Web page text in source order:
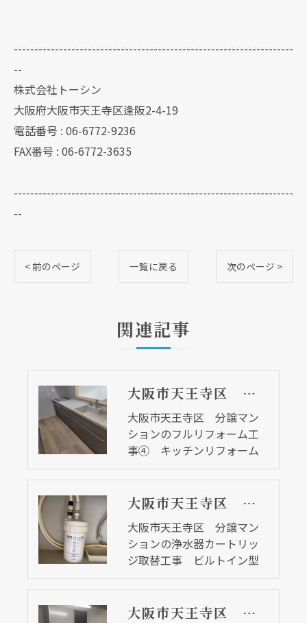
--------------------------------------------------------------------
--
株式会社トーシン
大阪府大阪市天王寺区逢阪2-4-19
電話番号 : 06-6772-9236
FAX番号 : 06-6772-3635
--------------------------------------------------------------------
--
< 前のページ 一覧に戻る 次のページ >
関連記事
大阪市天王寺区 分譲マンションのフルリフォーム工事④ キッチンリフォーム
大阪市天王寺区 分譲マン
ションのフルリフォーム工
事④ キッチンリフォーム
大阪市天王寺区 分譲マンションの浄水器カートリッジ取替工事 ビルトイン型
大阪市天王寺区 分譲マン
ションの浄水器カートリッ
ジ取替工事 ビルトイン型
大阪市天王寺区 分譲マンション リノベーション工事完了しました